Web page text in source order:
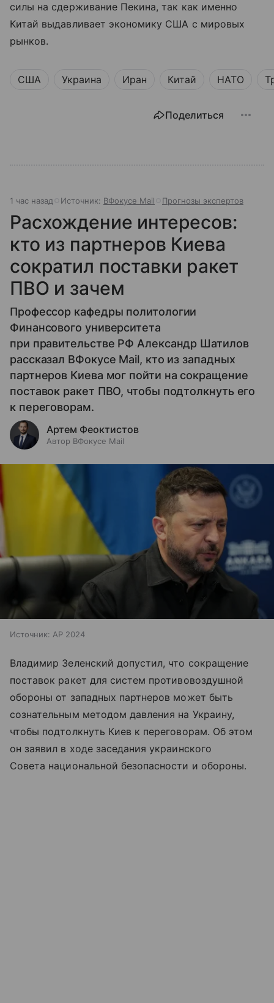
силы на сдерживание Пекина, так как именно
Китай выдавливает экономику США с мировых
рынков.
США Украина Иран Китай НАТО
Поделиться
1 час назад Источник: ВФокусе Mail Прогнозы экспертов
Расхождение интересов:
кто из партнеров Киева
сократил поставки ракет
ПВО и зачем
Профессор кафедры политологии
Финансового университета
при правительстве РФ Александр Шатилов
рассказал ВФокусе Mail, кто из западных
партнеров Киева мог пойти на сокращение
поставок ракет ПВО, чтобы подтолкнуть его
к переговорам.
Артем Феоктистов
Автор ВФокусе Mail
Источник: AP 2024
Владимир Зеленский допустил, что сокращение
поставок ракет для систем противовоздушной
обороны от западных партнеров может быть
сознательным методом давления на Украину,
чтобы подтолкнуть Киев к переговорам. Об этом
он заявил в ходе заседания украинского
Совета национальной безопасности и обороны.